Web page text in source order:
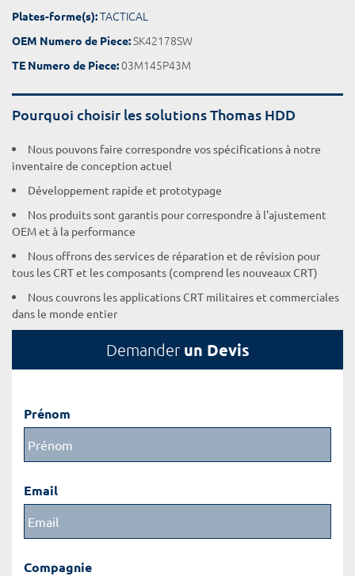
Plates-forme(s):TACTICAL
OEM Numero de Piece:SK42178SW
TE Numero de Piece:03M145P43M
Pourquoi choisir les solutions Thomas HDD
Nous pouvons faire correspondre vos spécifications à notre
inventaire de conception actuel
Développement rapide et prototypage
Nos produits sont garantis pour correspondre à l'ajustement
OEM et à la performance
Nous offrons des services de réparation et de révision pour
tous les CRT et les composants (comprend les nouveaux CRT)
Nous couvrons les applications CRT militaires et commerciales
dans le monde entier
Demander un Devis
Prénom
Email
Compagnie